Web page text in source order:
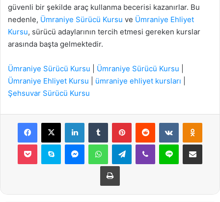
güvenli bir şekilde araç kullanma becerisi kazanırlar. Bu
nedenle, Ümraniye Sürücü Kursu ve Ümraniye Ehliyet
Kursu, sürücü adaylarının tercih etmesi gereken kurslar
arasında başta gelmektedir.
Ümraniye Sürücü Kursu Ümraniye Sürücü Kursu
Ümraniye Ehliyet Kursu
ümraniye ehliyet kursları
Şehsuvar Sürücü Kursu
Facebook
X LinkedInTumblr PinterestReddit VKontakte
Pocket Skype MessengerWhatsAppTelegramViber Line E-Posta ile
Yazdır